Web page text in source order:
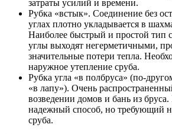
затраты усилий и времени.
Рубка «встык». Соединение без
углах плотно укладывается в
Наиболее быстрый и простой тип
углы выходят негерметичными,
значительные потери тепла.
наружное утепление сруба.
Рубка угла «в полбруса» (по-
«в лапу»). Очень
возведении домов и бань из
надежный способ, но требующий
сруба.